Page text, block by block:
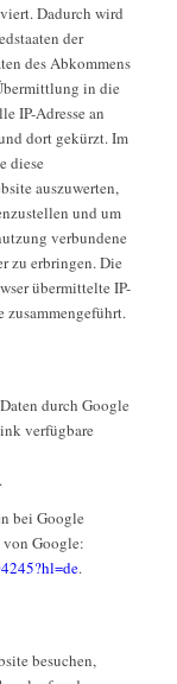
Dadurch wird
der
des Abkommens
in die
IP-Adresse an
dort gekürzt. Im
diese
auszuwerten,
und um
verbundene
zu erbringen. Die
übermittelte IP-
zusammengeführt.
durch Google
verfügbare
bei Google
Google:
.
besuchen,